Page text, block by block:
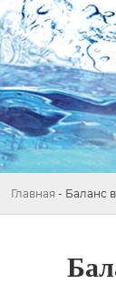
Главная - Баланс